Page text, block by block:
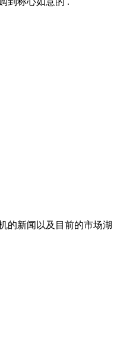
的新闻以及目前的市场湖